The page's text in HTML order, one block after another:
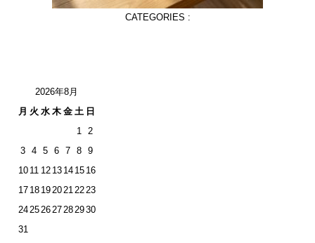
CATEGORIES :
2026年8月
月 火 水 木 金 土 日
1
2
3
4 5 6 7 8
9
10 11 12 13 14 15 16
17 18 1920212223
24252627282930
31